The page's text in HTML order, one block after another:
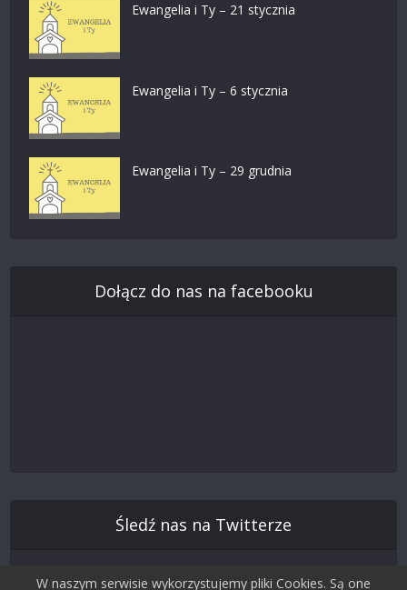
Ewangelia i Ty – 21 stycznia
Ewangelia i Ty – 6 stycznia
Ewangelia i Ty – 29 grudnia
Dołącz do nas na facebooku
Śledź nas na Twitterze
W naszym serwisie wykorzystujemy pliki Cookies. Są one